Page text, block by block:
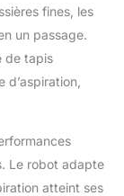
des
dans
pour
à
fines, les
un passage.
de tapis
Le robot adapte
atteint ses